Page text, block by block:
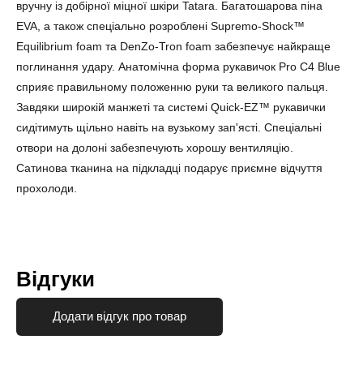
вручну із добірної міцної шкіри Tatara. Багатошарова піна
EVA, а також спеціально розроблені Supremo-Shock™
Equilibrium foam та DenZo-Tron foam забезпечує найкраще
поглинання удару. Анатомічна форма рукавичок Pro C4 Blue
сприяє правильному положенню руки та великого пальця.
Завдяки широкій манжеті та системі Quick-EZ™ рукавички
сидітимуть щільно навіть на вузькому зап'ясті. Спеціальні
отвори на долоні забезпечують хорошу вентиляцію.
Сатинова тканина на підкладці подарує приємне відчуття
прохолоди.
Відгуки
Додати відгук про товар